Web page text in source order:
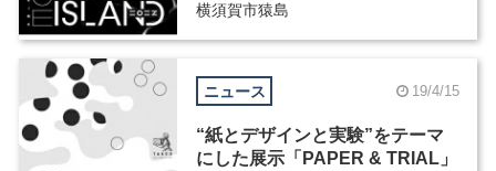
横須賀市猿島
ニュース 19/4/15
“紙とデザインと実験”をテーマ
にした展示「PAPER & TRIAL」